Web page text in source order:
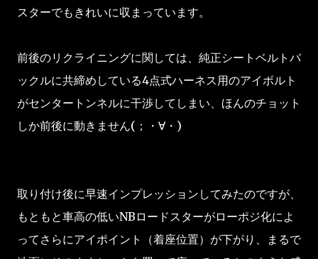
スターでもきれいに収まっています。
前後のリクライニングに関しては、純正シートベルトバ
ックルに共締めしている4点式ハーネス用のアイボルト
がセンタートンネルに干渉してしまい、ほんのチョット
しか前後に動きません(；・∀・)
取り付け後に早速インプレッションしてみたのですが、
もともと車高の低いNBロードスターがローポジ化によ
ってさらにアイポイント（着座位置）が下がり、まるで